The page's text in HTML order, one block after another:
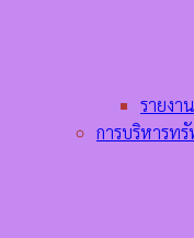
รายงา
การบริหารท